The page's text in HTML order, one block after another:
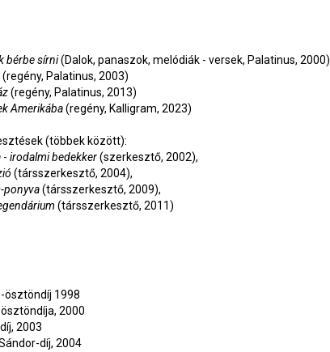
bérbe sírni(Dalok, panaszok, melódiák - versek, Palatinus, 2000)
(regény, Palatinus, 2003)
(regény, Palatinus, 2013)
Amerikába(regény, Kalligram, 2023)
(többek között):
- irodalmi bedekker(szerkesztő, 2002),
(társszerkesztő, 2004),
ponyva(társszerkesztő, 2009),
(társszerkesztő, 2011)
ösztöndíj 1998
ösztöndíja, 2000
2003
díj, 2004